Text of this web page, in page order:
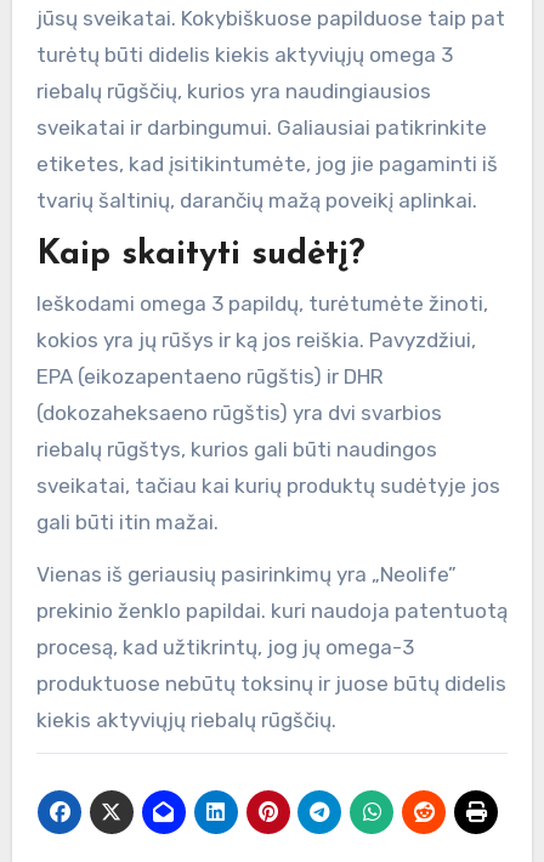
jūsų sveikatai. Kokybiškuose papilduose taip pat
turėtų būti didelis kiekis aktyviųjų omega 3
riebalų rūgščių, kurios yra naudingiausios
sveikatai ir darbingumui. Galiausiai patikrinkite
etiketes, kad įsitikintumėte, jog jie pagaminti iš
tvarių šaltinių, darančių mažą poveikį aplinkai.
Kaip skaityti sudėtį?
Ieškodami omega 3 papildų, turėtumėte žinoti,
kokios yra jų rūšys ir ką jos reiškia. Pavyzdžiui,
EPA (eikozapentaeno rūgštis) ir DHR
(dokozaheksaeno rūgštis) yra dvi svarbios
riebalų rūgštys, kurios gali būti naudingos
sveikatai, tačiau kai kurių produktų sudėtyje jos
gali būti itin mažai.
Vienas iš geriausių pasirinkimų yra „Neolife”
prekinio ženklo papildai. kuri naudoja patentuotą
procesą, kad užtikrintų, jog jų omega-3
produktuose nebūtų toksinų ir juose būtų didelis
kiekis aktyviųjų riebalų rūgščių.